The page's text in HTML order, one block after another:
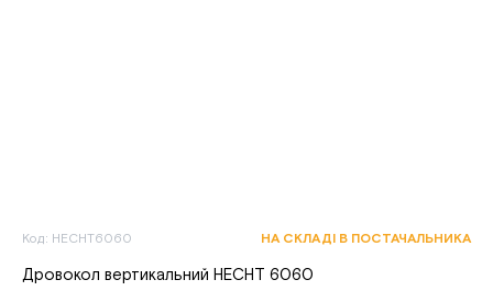
Код: HECHT6060 НА СКЛАДІ В ПОСТАЧАЛЬНИКА
Дровокол вертикальний HECHT 6060